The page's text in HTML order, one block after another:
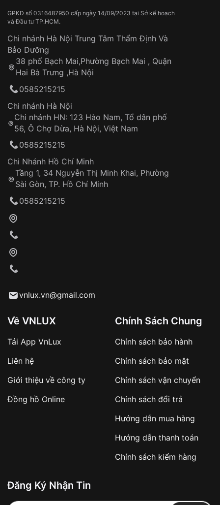
GPKD số 0316487950 cấp ngày 14/09/2023 tại Sở kế hoạch
và Đầu tư TP.HCM.
Chi nhánh Hà Nội Trung Tâm Thẩm Định Và
Bảo Dưỡng
38 phố Bạch Mai,Phường Bạch Mai , Quận
Hai Bà Trưng ,Hà Nội
0585215215
Chi nhánh Hà Nội
Chi nhánh HN: 123 Hào Nam, Tổ dân phố
56, Ô Chợ Dừa, Hà Nội, Việt Nam
0585215215
Chi Nhánh Hồ Chí Minh
Tầng 1, 34 Nguyễn Thị Minh Khai, Phường
Sài Gòn, TP. Hồ Chí Minh
0585215215
vnlux.vn@gmail.com
Về VNLUX
Tải App VnLux
Liên hệ
Giới thiệu về công ty
Đồng hồ Online
Chính Sách Chung
Chính sách bảo hành
Chính sách bảo mật
Chính sách vận chuyển
Chính sách đổi trả
Hướng dẫn mua hàng
Hướng dẫn thanh toán
Chính sách kiểm hàng
Đăng Ký Nhận Tin